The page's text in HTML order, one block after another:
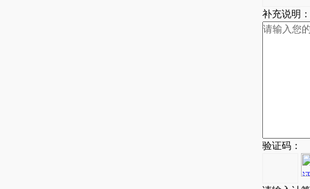
补充说明：
验证码：